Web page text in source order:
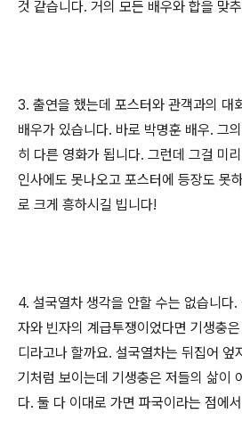
것 같습니다. 거의 모든 배우와 합을 맞
3. 출연을 했는데 포스터와 관객과의 대
배우가 있습니다. 바로 박명훈 배우. 그
히 다른 영화가 됩니다. 그런데 그걸 미
인사에도 못나오고 포스터에 등장도 못
로 크게 흥하시길 빕니다!
4. 설국열차 생각을 안할 수는 없습니다
자와 빈자의 계급투쟁이었다면 기생충
디라고나 할까요. 설국열차는 뒤집어
기처럼 보이는데 기생충은 저들의 삶이
다. 둘 다 이대로 가면 파국이라는 점에